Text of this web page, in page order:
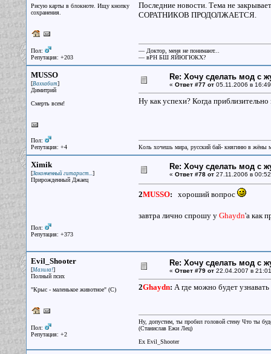
Рисую карты в блокноте. Ищу кнопку
сохранения.
Пол:
Репутация: +203
Последние новости. Тема не
СОРАТНИКОВ ПРОДОЛЖАЕТСЯ.
— Доктор, меня не понимают...
— вРН БШ ЯЙЮГЮКХ?
MUSSO
[Ваххабит]
Димитрий
Смерть всем!
Пол:
Репутация: +4
Re: Хочу сделать мод с
« Ответ #77 от05.11.2006 в
Ну как успехи? Когда
Коль хочешь мира, русский бай- княгиню в жёны
Ximik
[Законченный гитарист...]
Прирожденный Джаец
Пол:
Репутация: +373
Re: Хочу сделать мод с
« Ответ #78 от27.11.2006 в
2MUSSO: хороший вопрос
завтра лично спрошу у Ghaydn'а как
Evil_Shooter
[Мазила!]
Полный псих
"Крыс - маленькое животное" (С)
Пол:
Репутация: +2
Re: Хочу сделать мод с
« Ответ #79 от22.04.2007 в
2Ghaydn: А где можно будет
Ну, допустим, ты пробил головой стену Что ты
(Станислав Ежи Лец)
Ex Evil_Shooter